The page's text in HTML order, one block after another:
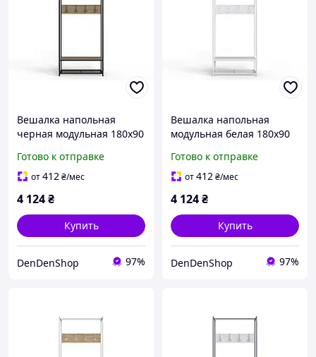
Вешалка напольная
черная модульная 180x90
металлическими
элементами в стиле
Готово к отправке
от412₴/мес
4 124₴
Купить
DenDenShop 97%
Вешалка напольная
модульная белая 180x90
аксессуаров с прочной
конструкцией для
Готово к отправке
от412₴/мес
4 124₴
Купить
DenDenShop 97%